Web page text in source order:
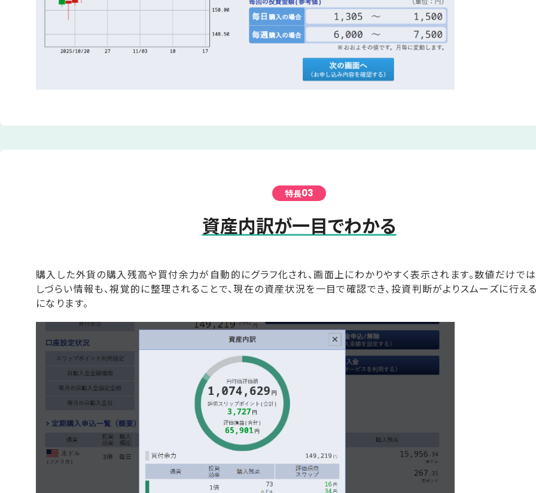
特長03
資産内訳が一目でわかる
購入した外貨の購入残高や買付余力が自動的にグラフ化され、画面上にわかりやすく表示されます。数値だけで
しづらい情報も、視覚的に整理されることで、現在の資産状況を一目で確認でき、投資判断がよりスムーズに行え
になります。